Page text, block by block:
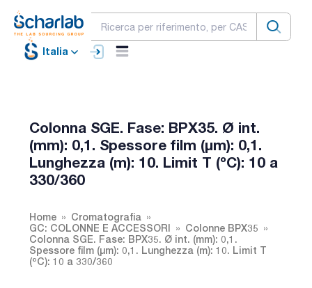
Italia
Colonna SGE. Fase: BPX35. Ø int.
(mm): 0,1. Spessore film (µm): 0,1.
Lunghezza (m): 10. Limit T (ºC): 10 a
330/360
Home
Cromatografia
GC: COLONNE E ACCESSORI
Colonne BPX35
Colonna SGE. Fase: BPX35. Ø int. (mm): 0,1.
Spessore film (µm): 0,1. Lunghezza (m): 10. Limit T
(ºC): 10 a 330/360